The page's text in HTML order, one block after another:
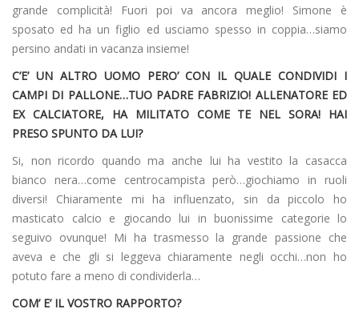
grande complicità! Fuori poi va ancora meglio! Simone è
sposato ed ha un figlio ed usciamo spesso in coppia…siamo
persino andati in vacanza insieme!
C’E’ UN ALTRO UOMO PERO’ CON IL QUALE CONDIVIDI I
CAMPI DI PALLONE…TUO PADRE FABRIZIO! ALLENATORE ED
EX CALCIATORE, HA MILITATO COME TE NEL SORA! HAI
PRESO SPUNTO DA LUI?
Si, non ricordo quando ma anche lui ha vestito la casacca
bianco nera…come centrocampista però…giochiamo in ruoli
diversi! Chiaramente mi ha influenzato, sin da piccolo ho
masticato calcio e giocando lui in buonissime categorie lo
seguivo ovunque! Mi ha trasmesso la grande passione che
aveva e che gli si leggeva chiaramente negli occhi…non ho
potuto fare a meno di condividerla…
COM’ E’ IL VOSTRO RAPPORTO?